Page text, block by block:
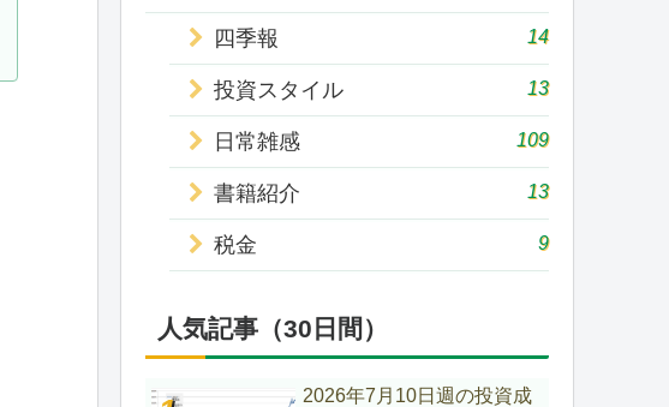
四季報 14
投資スタイル 13
日常雑感 109
書籍紹介 13
税金 9
人気記事（30日間）
2026年7月10日週の投資成